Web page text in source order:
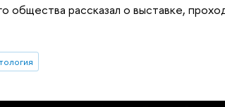
рассказал о выставке,